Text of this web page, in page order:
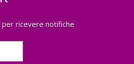
ricevere notifiche